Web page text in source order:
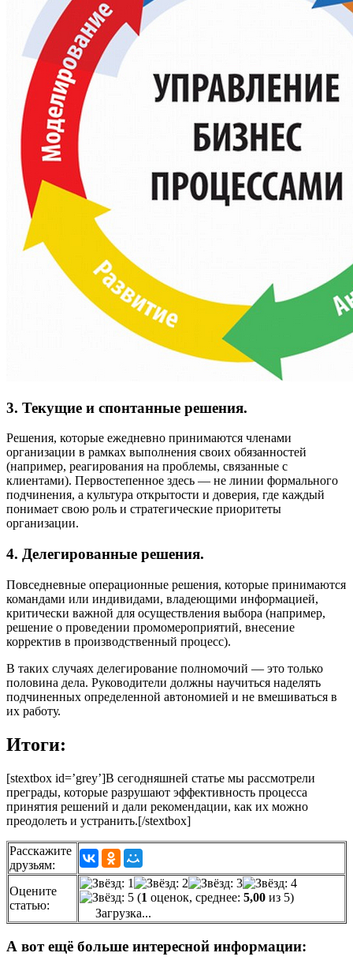
3. Текущие и спонтанные решения.
Решения, которые ежедневно принимаются членами
организации в рамках выполнения своих обязанностей
(например, реагирования на проблемы, связанные с
клиентами). Первостепенное здесь — не линии формального
подчинения, а культура открытости и доверия, где каждый
понимает свою роль и стратегические приоритеты
организации.
4. Делегированные решения.
Повседневные операционные решения, которые принимаются
командами или индивидами, владеющими информацией,
критически важной для осуществления выбора (например,
решение о проведении промомероприятий, внесение
корректив в производственный процесс).
В таких случаях делегирование полномочий — это только
половина дела. Руководители должны научиться наделять
подчиненных определенной автономией и не вмешиваться в
их работу.
Итоги:
[stextbox id=’grey’]В сегодняшней статье мы рассмотрели
преграды, которые разрушают эффективность процесса
принятия решений и дали рекомендации, как их можно
преодолеть и устранить.[/stextbox]
Расскажите
друзьям:
Оцените
статью:
(1 оценок, среднее: 5,00 из 5)
Загрузка...
А вот ещё больше интересной информации: